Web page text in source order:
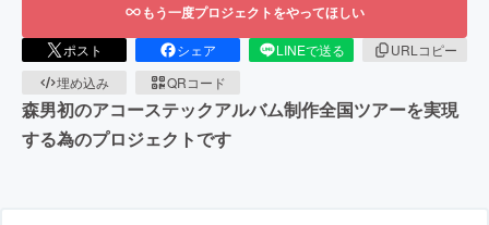
もう一度プロジェクトをやってほしい
ポスト シェア LINEで送る
URLコピー
埋め込み
QRコード
森男初のアコーステックアルバム制作全国ツアーを実現
する為のプロジェクトです